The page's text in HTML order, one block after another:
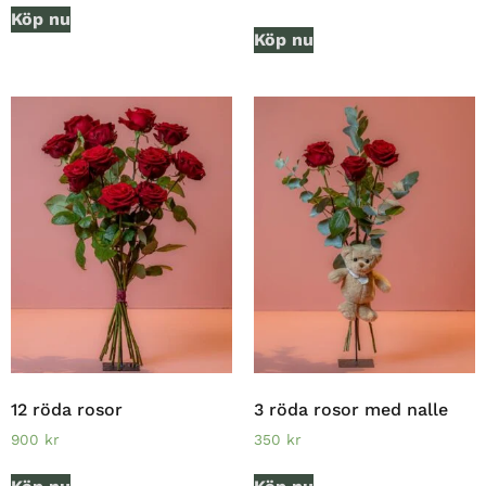
Köp nu
Köp nu
12 röda rosor
900 kr
3 röda rosor med nalle
350 kr